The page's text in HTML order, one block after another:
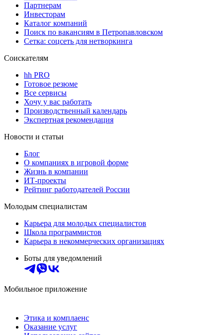
Партнерам
Инвесторам
Каталог компаний
Поиск по вакансиям в Петропавловском
Сетка: соцсеть для нетворкинга
Соискателям
hh PRO
Готовое резюме
Все сервисы
Хочу у вас работать
Производственный календарь
Экспертная рекомендация
Новости и статьи
Блог
О компаниях в игровой форме
Жизнь в компании
ИТ-проекты
Рейтинг работодателей России
Молодым специалистам
Карьера для молодых специалистов
Школа программистов
Карьера в некоммерческих организациях
Боты для уведомлений
Мобильное приложение
Этика и комплаенс
Оказание услуг